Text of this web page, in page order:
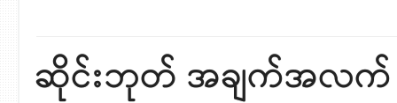
ဆိုင်းဘုတ် အချက်အလက်